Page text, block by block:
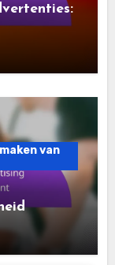
van